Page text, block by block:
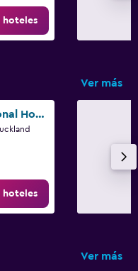
hoteles
Ver más
Kiwi International Hotel
hoteles
Ver más